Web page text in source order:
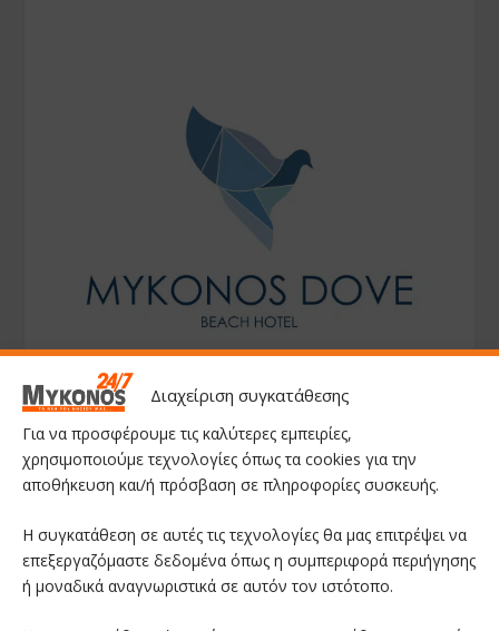
Διαχείριση συγκατάθεσης
Για να προσφέρουμε τις καλύτερες εμπειρίες,
χρησιμοποιούμε τεχνολογίες όπως τα cookies για την
αποθήκευση και/ή πρόσβαση σε πληροφορίες συσκευής.
Η συγκατάθεση σε αυτές τις τεχνολογίες θα μας επιτρέψει να
επεξεργαζόμαστε δεδομένα όπως η συμπεριφορά περιήγησης
ή μοναδικά αναγνωριστικά σε αυτόν τον ιστότοπο.